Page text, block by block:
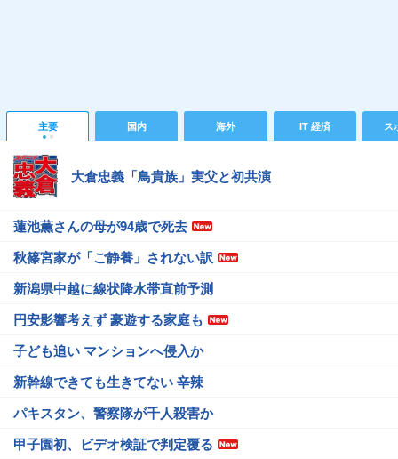
主要 国内 海外 IT 経済 ス
大倉忠義「鳥貴族」実父と初共演
蓮池薫さんの母が94歳で死去
秋篠宮家が「ご静養」されない訳
新潟県中越に線状降水帯直前予測
円安影響考えず 豪遊する家庭も
子ども追い マンションへ侵入か
新幹線できても生きてない 辛辣
パキスタン、警察隊が千人殺害か
甲子園初、ビデオ検証で判定覆る